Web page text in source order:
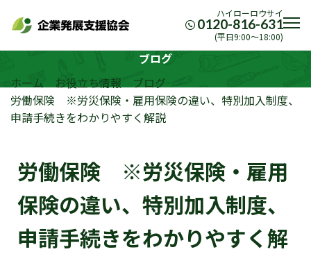
ハイローロウサイ
0120-816-631
(平日9:00〜18:00)
ブログ
ホーム
お役立ち情報
ブログ
労働保険 ※労災保険・雇用保険の違い、特別加入制度、
申請手続きをわかりやすく解説
労働保険 ※労災保険・雇用
保険の違い、特別加入制度、
申請手続きをわかりやすく解